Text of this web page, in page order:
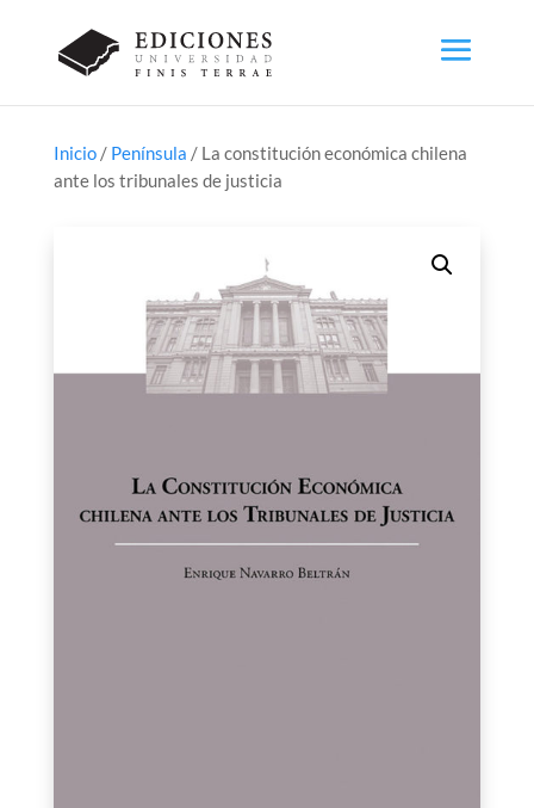
Inicio/ Península / La constitución económica chilena
ante los tribunales de justicia